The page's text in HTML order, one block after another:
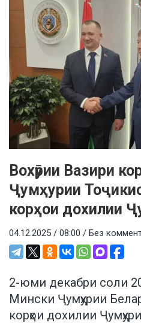
Вохӯрии Вазири
Ҷумҳурии
корҳои дохилии
04.12.2025 / 08:00 / Без
2-юми декабри соли
Мински Ҷумҳурии
корҳои дохилии